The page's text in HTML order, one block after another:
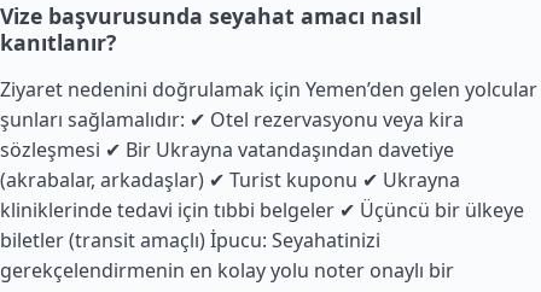
Vize başvurusunda seyahat amacı nasıl
kanıtlanır?
Ziyaret nedenini doğrulamak için Yemen’den gelen yolcular
şunları sağlamalıdır: ✔ Otel rezervasyonu veya kira
sözleşmesi ✔ Bir Ukrayna vatandaşından davetiye
(akrabalar, arkadaşlar) ✔ Turist kuponu ✔ Ukrayna
kliniklerinde tedavi için tıbbi belgeler ✔ Üçüncü bir ülkeye
biletler (transit amaçlı) İpucu: Seyahatinizi
gerekçelendirmenin en kolay yolu noter onaylı bir